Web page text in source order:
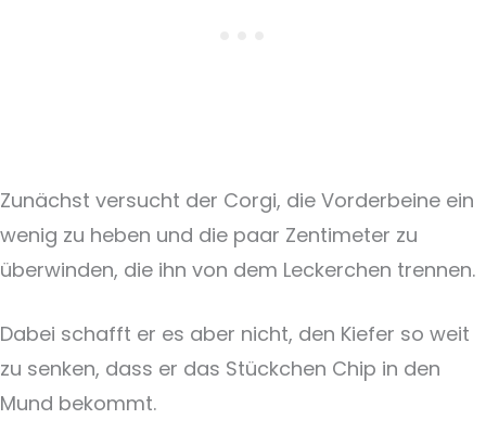
Zunächst versucht der Corgi, die Vorderbeine ein
wenig zu heben und die paar Zentimeter zu
überwinden, die ihn von dem Leckerchen trennen.
Dabei schafft er es aber nicht, den Kiefer so weit
zu senken, dass er das Stückchen Chip in den
Mund bekommt.